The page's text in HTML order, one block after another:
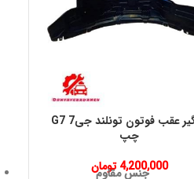
شلگير عقب فوتون تونلند جی7 G7
چپ
4,200,000 تومان
جنس مقاوم